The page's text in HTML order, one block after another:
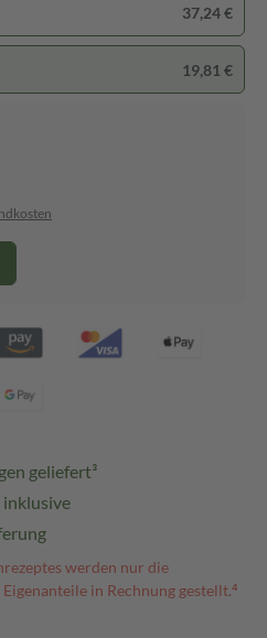
37,24 €
19,81 €
geliefert³
werden nur die
in Rechnung gestellt.⁴